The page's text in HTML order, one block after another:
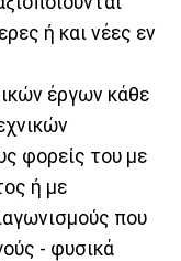
ή και νέες εν
έργων κάθε
φορείς του με
ή με
που
- φυσικά